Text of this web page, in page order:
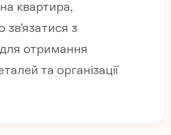
квартира,
з
отримання
та організації